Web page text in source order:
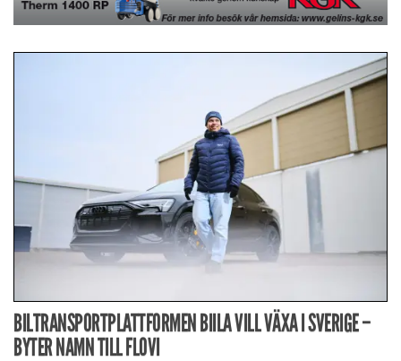
BILTRANSPORTPLATTFORMEN BIILA VILL VÄXA I SVERIGE –
BYTER NAMN TILL FLOVI